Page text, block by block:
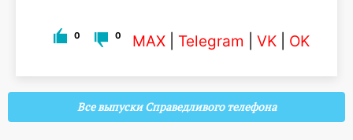
0 0 MAX Telegram VK OK
Все выпуски Справедливого телефона